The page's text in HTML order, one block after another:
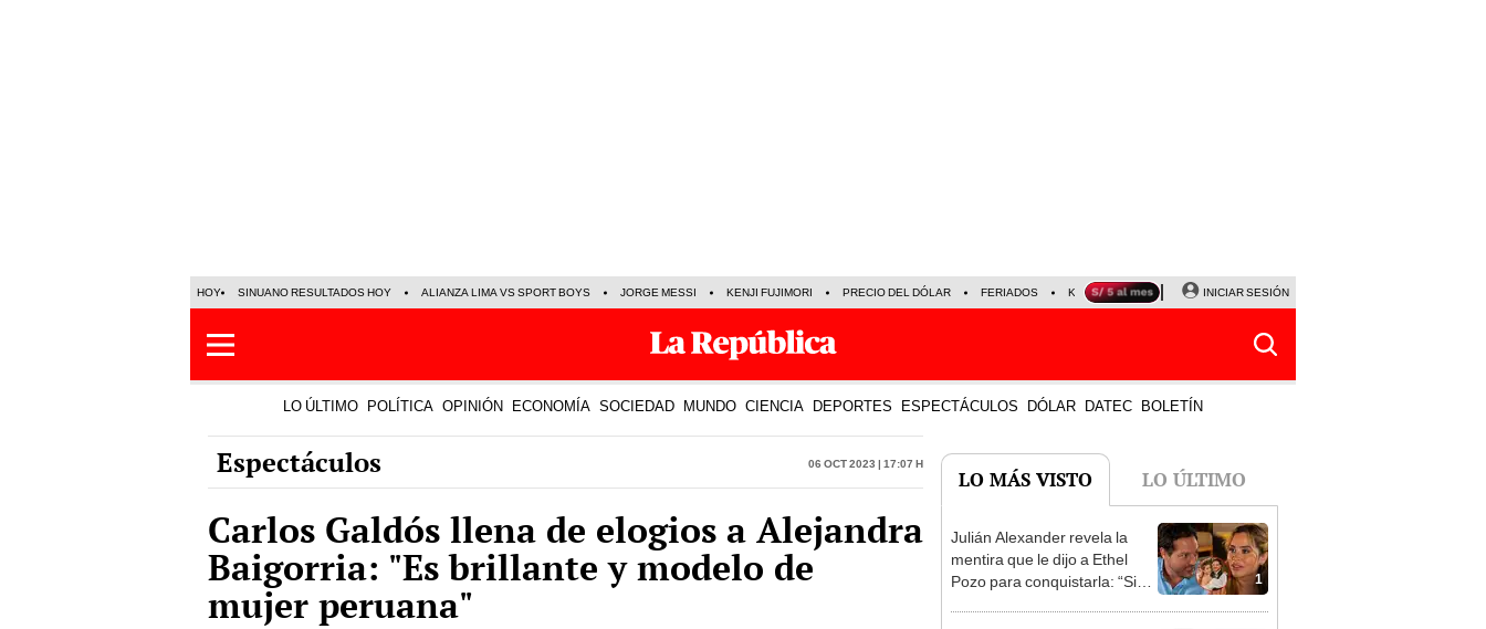
HOY SINUANO RESULTADOS HOY ALIANZA LIMA VS SPORT BOYS JORGE MESSI KENJI FUJIMORI PRECIO DEL DÓLAR FERIADOS KEIKO FUJIMORI NALDY SALDAÑA
INICIAR SESIÓN
LO ÚLTIMO POLÍTICA OPINIÓN ECONOMÍA SOCIEDAD MUNDO CIENCIA DEPORTES ESPECTÁCULOS DÓLAR DATEC BOLETÍN
Espectáculos 06 Oct 2023 | 17:07 h
Carlos Galdós llena de elogios a Alejandra
Baigorria: "Es brillante y modelo de
mujer peruana"
LO MÁS VISTO LO ÚLTIMO
1
Julián Alexander revela la
mentira que le dijo a Ethel
Pozo para conquistarla: “Si